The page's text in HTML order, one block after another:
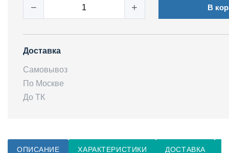
− + В
Доставка
Самовывоз
По Москве
До ТК
ОПИСАНИЕ ХАРАКТЕРИСТИКИ ДОСТАВКА